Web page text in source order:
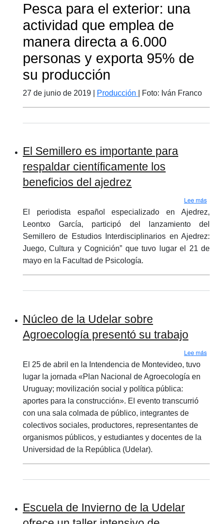
Pesca para el exterior: una
actividad que emplea de
manera directa a 6.000
personas y exporta 95% de
su producción
27 de junio de 2019 | Producción | Foto: Iván Franco
El Semillero es importante para
respaldar científicamente los
beneficios del ajedrez
Lee más
El periodista español especializado en Ajedrez,
Leontxo García, participó del lanzamiento del
Semillero de Estudios Interdisciplinarios en Ajedrez:
Juego, Cultura y Cognición” que tuvo lugar el 21 de
mayo en la Facultad de Psicología.
Núcleo de la Udelar sobre
Agroecología presentó su trabajo
Lee más
El 25 de abril en la Intendencia de Montevideo, tuvo
lugar la jornada «Plan Nacional de Agroecología en
Uruguay; movilización social y política pública:
aportes para la construcción». El evento transcurrió
con una sala colmada de público, integrantes de
colectivos sociales, productores, representantes de
organismos públicos, y estudiantes y docentes de la
Universidad de la República (Udelar).
Escuela de Invierno de la Udelar